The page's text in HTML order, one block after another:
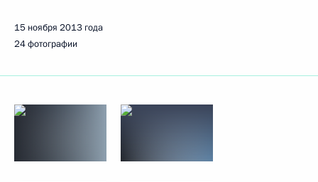
15 ноября 2013 года
24 фотографии